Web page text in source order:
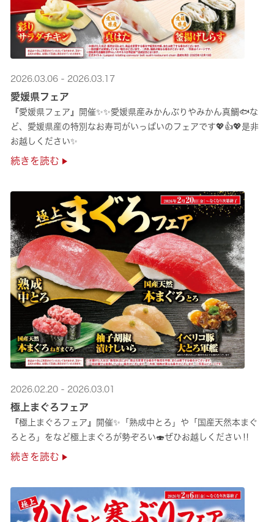
2026.03.06 - 2026.03.17
愛媛県フェア
『愛媛県フェア』開催✨✨愛媛県産みかんぶりやみかん真鯛🐟な
ど、愛媛県産の特別なお寿司がいっぱいのフェアです💖👍💖是非
お越しください✨
続きを読む
2026.02.20 - 2026.03.01
極上まぐろフェア
『極上まぐろフェア』開催✨「熟成中とろ」や「国産天然本まぐ
ろとろ」をなど極上まぐろが勢ぞろい🍣ぜひお越しください‼
続きを読む